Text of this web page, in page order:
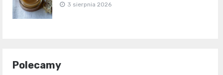
3 sierpnia 2026
Polecamy